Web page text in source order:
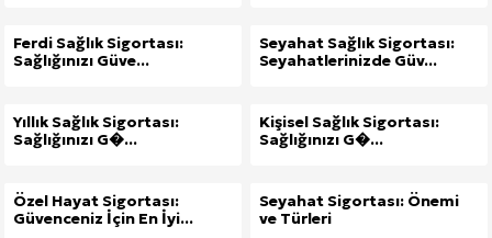
Ferdi Sağlık Sigortası:
Sağlığınızı Güve...
Seyahat Sağlık Sigortası:
Seyahatlerinizde Güv...
Yıllık Sağlık Sigortası:
Sağlığınızı G�...
Kişisel Sağlık Sigortası:
Sağlığınızı G�...
Özel Hayat Sigortası:
Güvenceniz İçin En İyi...
Seyahat Sigortası: Önemi
ve Türleri